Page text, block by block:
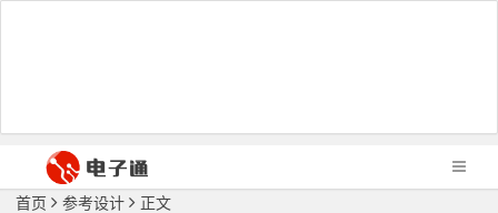
首页 参考设计 正文